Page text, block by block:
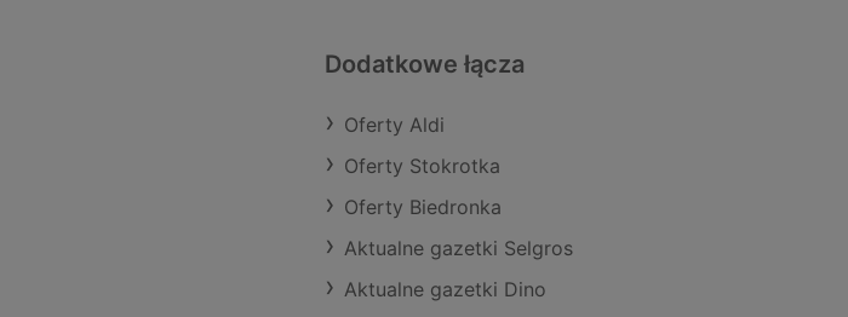
Dodatkowe łącza
Oferty Aldi
Oferty Stokrotka
Oferty Biedronka
Aktualne gazetki Selgros
Aktualne gazetki Dino